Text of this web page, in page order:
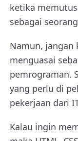
ketika
sebagai
Namun, jangan
menguasai
pemrograman.
yang perlu di
pekerjaan dari
Kalau ingin